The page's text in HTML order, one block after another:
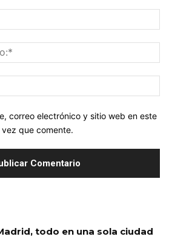
correo electrónico y sitio web en este
que comente.
todo en una sola ciudad